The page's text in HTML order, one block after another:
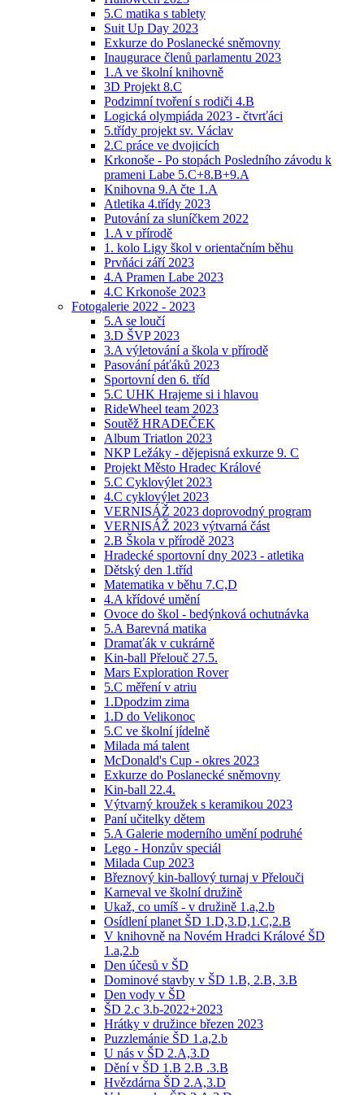
5.C matika s tablety
Suit Up Day 2023
Exkurze do Poslanecké sněmovny
Inaugurace členů parlamentu 2023
1.A ve školní knihovně
3D Projekt 8.C
Podzimní tvoření s rodiči 4.B
Logická olympiáda 2023 - čtvrťáci
5.třídy projekt sv. Václav
2.C práce ve dvojicích
Krkonoše - Po stopách Posledního závodu k
prameni Labe 5.C+8.B+9.A
Knihovna 9.A čte 1.A
Atletika 4.třídy 2023
Putování za sluníčkem 2022
1.A v přírodě
1. kolo Ligy škol v orientačním běhu
Prvňáci září 2023
4.A Pramen Labe 2023
4.C Krkonoše 2023
Fotogalerie 2022 - 2023
5.A se loučí
3.D ŠVP 2023
3.A výletování a škola v přírodě
Pasování páťáků 2023
Sportovní den 6. tříd
5.C UHK Hrajeme si i hlavou
RideWheel team 2023
Soutěž HRADEČEK
Album Triatlon 2023
NKP Ležáky - dějepisná exkurze 9. C
Projekt Město Hradec Králové
5.C Cyklovýlet 2023
4.C cyklovýlet 2023
VERNISÁŽ 2023 doprovodný program
VERNISÁŽ 2023 výtvarná část
2.B Škola v přírodě 2023
Hradecké sportovní dny 2023 - atletika
Dětský den 1.tříd
Matematika v běhu 7.C,D
4.A křídové umění
Ovoce do škol - bedýnková ochutnávka
5.A Barevná matika
Dramaťák v cukrárně
Kin-ball Přelouč 27.5.
Mars Exploration Rover
5.C měření v atriu
1.Dpodzim zima
1.D do Velikonoc
5.C ve školní jídelně
Milada má talent
McDonald's Cup - okres 2023
Exkurze do Poslanecké sněmovny
Kin-ball 22.4.
Výtvarný kroužek s keramikou 2023
Paní učitelky dětem
5.A Galerie moderního umění podruhé
Lego - Honzův speciál
Milada Cup 2023
Březnový kin-ballový turnaj v Přelouči
Karneval ve školní družině
Ukaž, co umíš - v družině 1.a,2.b
Osídlení planet ŠD 1.D,3.D,1.C,2.B
V knihovně na Novém Hradci Králové ŠD
1.a,2.b
Den účesů v ŠD
Dominové stavby v ŠD 1.B, 2.B, 3.B
Den vody v ŠD
ŠD 2.c 3.b-2022+2023
Hrátky v družince březen 2023
Puzzlemánie ŠD 1.a,2.b
U nás v ŠD 2.A,3.D
Dění v ŠD 1.B 2.B .3.B
Hvězdárna ŠD 2.A,3.D